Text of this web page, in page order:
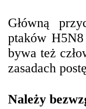
Główną
ptaków
bywa też
zasadach
Należy